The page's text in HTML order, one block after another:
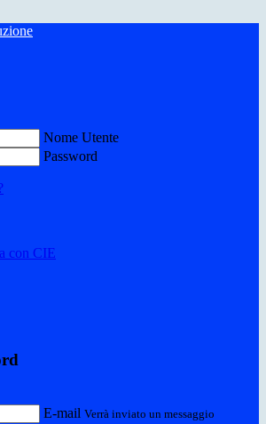
Nome Utente
Password
con CIE
E-mail Verrà inviato un messaggio